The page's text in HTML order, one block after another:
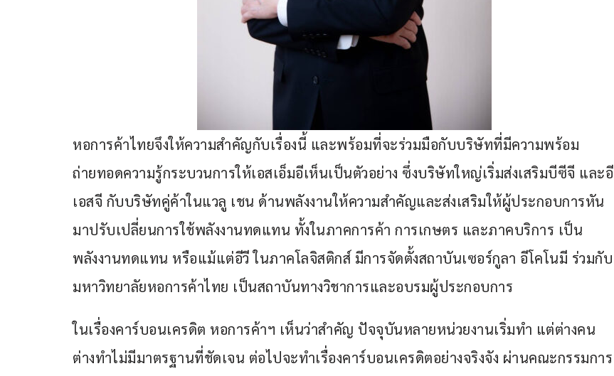
หอการค้าไทยจึงให้ความสำคัญกับเรื่องนี้ และพร้อมที่จะร่วมมือกับบริษัทที่มีความพร้อม
ถ่ายทอดความรู้กระบวนการให้เอสเอ็มอีเห็นเป็นตัวอย่าง ซึ่งบริษัทใหญ่เริ่มส่งเสริมบีซีจี และอี
เอสจี กับบริษัทคู่ค้าในแวลู เชน ด้านพลังงานให้ความสำคัญและส่งเสริมให้ผู้ประกอบการหัน
มาปรับเปลี่ยนการใช้พลังงานทดแทน ทั้งในภาคการค้า การเกษตร และภาคบริการ เป็น
พลังงานทดแทน หรือแม้แต่อีวี ในภาคโลจิสติกส์ มีการจัดตั้งสถาบันเซอร์กูลา อีโคโนมี ร่วมกับ
มหาวิทยาลัยหอการค้าไทย เป็นสถาบันทางวิชาการและอบรมผู้ประกอบการ
ในเรื่องคาร์บอนเครดิต หอการค้าฯ เห็นว่าสำคัญ ปัจจุบันหลายหน่วยงานเริ่มทำ แต่ต่างคน
ต่างทำไม่มีมาตรฐานที่ชัดเจน ต่อไปจะทำเรื่องคาร์บอนเครดิตอย่างจริงจัง ผ่านคณะกรรมการ